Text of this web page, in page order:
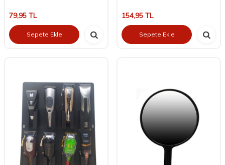
79,95 TL
Sepete Ekle
154,95 TL
Sepete Ekle